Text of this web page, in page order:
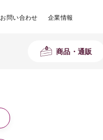
お問い合わせ 企業情報
商品・通販